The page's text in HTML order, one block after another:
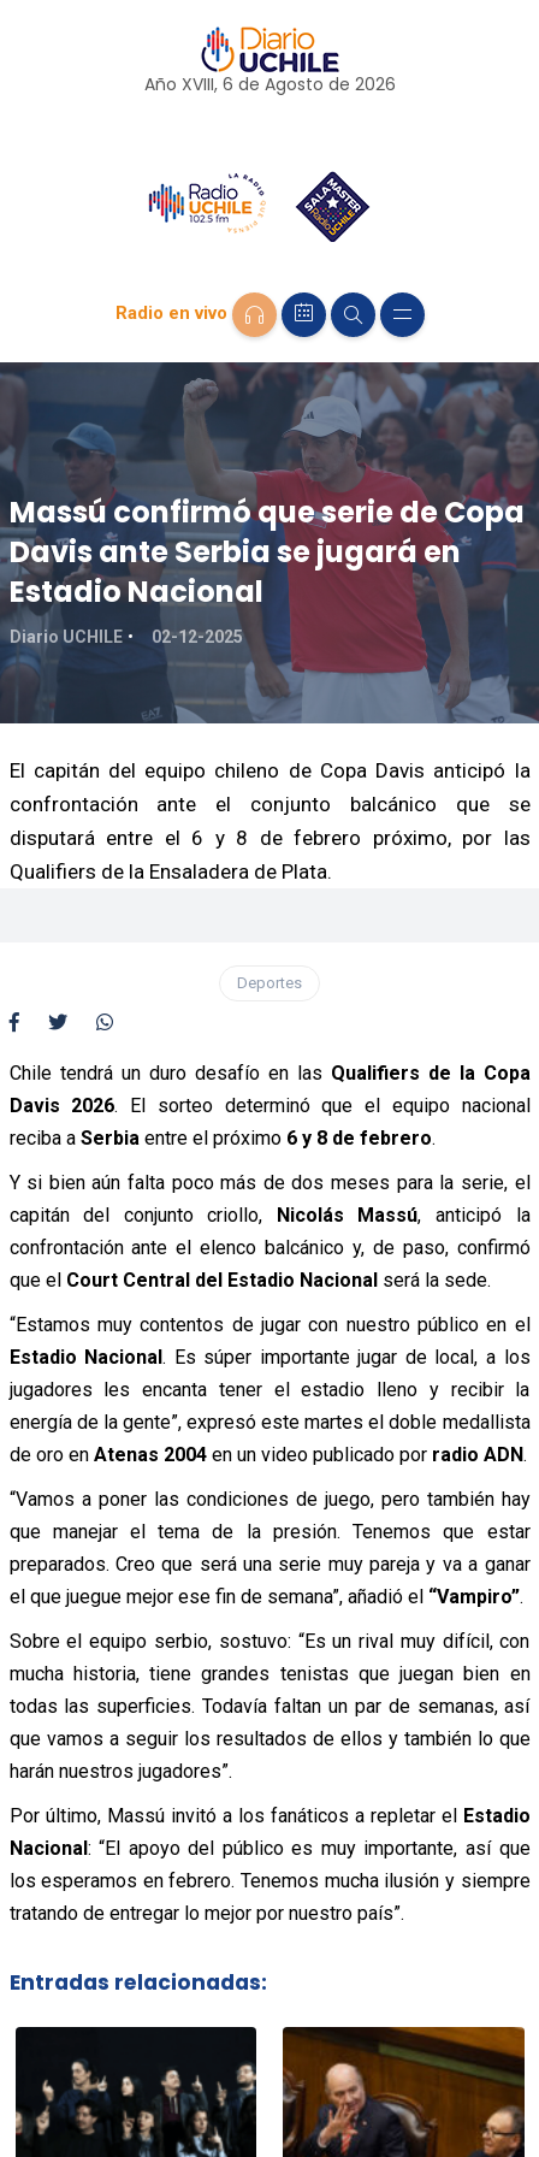
Año XVIII, 6 de Agosto de 2026
Radio en vivo
Massú confirmó que serie de Copa
Davis ante Serbia se jugará en
Estadio Nacional
Diario UCHILE 02-12-2025
El capitán del equipo chileno de Copa Davis anticipó la
confrontación ante el conjunto balcánico que se
disputará entre el 6 y 8 de febrero próximo, por las
Qualifiers de la Ensaladera de Plata.
Deportes
Chile tendrá un duro desafío en las Qualifiers de la Copa
Davis 2026. El sorteo determinó que el equipo nacional
reciba a Serbia entre el próximo 6 y 8 de febrero.
Y si bien aún falta poco más de dos meses para la serie, el
capitán del conjunto criollo, Nicolás Massú, anticipó la
confrontación ante el elenco balcánico y, de paso, confirmó
que el Court Central del Estadio Nacionalserá la sede.
“Estamos muy contentos de jugar con nuestro público en el
Estadio Nacional. Es súper importante jugar de local, a los
jugadores les encanta tener el estadio lleno y recibir la
energía de la gente”, expresó este martes el doble medallista
de oro en Atenas 2004en un video publicado por radio ADN.
“Vamos a poner las condiciones de juego, pero también hay
que manejar el tema de la presión. Tenemos que estar
preparados. Creo que será una serie muy pareja y va a ganar
el que juegue mejor ese fin de semana”, añadió el “Vampiro”.
Sobre el equipo serbio, sostuvo: “Es un rival muy difícil, con
mucha historia, tiene grandes tenistas que juegan bien en
todas las superficies. Todavía faltan un par de semanas, así
que vamos a seguir los resultados de ellos y también lo que
harán nuestros jugadores”.
Por último, Massú invitó a los fanáticos a repletar el Estadio
Nacional: “El apoyo del público es muy importante, así que
los esperamos en febrero. Tenemos mucha ilusión y siempre
tratando de entregar lo mejor por nuestro país”.
Entradas relacionadas: